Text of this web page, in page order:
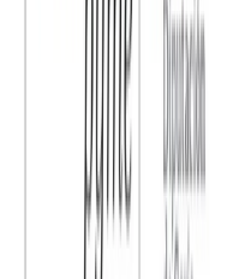
adaptación constante a las
5. Reducción de Riesgos: El
empresas un entorno más
tecnologías. La orientación
asociados con la
permitiendo una transición
En resumen, la adopción del
acompañamiento gratuito de